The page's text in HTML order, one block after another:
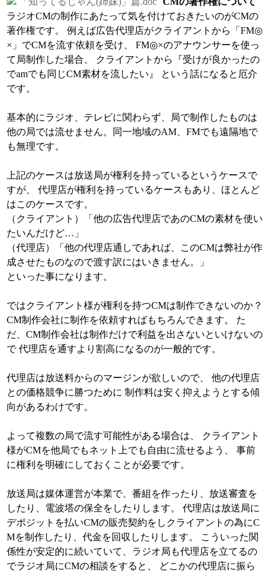
ラジオCMの制作にあたって気を付けておきたいのがCMの
著作権です。 例えば広告代理店がクライアントから「FM◎
×」でCMを流す依頼を受け、 FM◎×のアナウンサーを使っ
て局制作した場合、 クライアントから『受けが良かったの
でamでも同じCM素材を流したい』 という話になると厄介
です。
基本的にラジオ、テレビに関わらず、局で制作したものは
他の局では流せません。同一地域のAM、FMでも遠隔地で
も無理です。
上記のケースは放送局が権利を持っているというケースで
すが、 代理店が権利を持っているケースもあり、ほとんど
はこのケースです。
（クライアント）「他の広告代理店であのCMの素材を使い
たいんだけど…」
（代理店）「他の代理店通しであれば、このCMは弊社が作
成させたものなので渡す訳にはいきません。」
といった事になります。
ではクライアント様が権利を持つCMは制作できないのか？
CM制作会社に制作を依頼すればもちろんできます。 た
だ、CM制作会社は制作だけで利益を出さないといけないの
で 代理店を通すより割高になるのが一般的です。
代理店は放送料からのマージンが欲しいので、 他の代理店
との価格競争に勝つために 制作料は安く抑えようとする傾
向があるわけです。
よって複数の局で流す可能性がある場合は、 クライアント
様がCMを他局でもネット上でも自由に流せるよう、 事前
に権利を明確にしておくことが必要です。
放送局は媒体運営が本業で、番組を作ったり、放送審査を
したり、電波塔の保全をしたりします。 代理店は放送局に
デポジットを払いCMの販売契約をしクライアントの為にC
Mを制作したり、代金を回収したりします。 こういった関
係性が安定的に続いていて、ラジオ局も代理店を立てるの
でラジオ局にCMの相談をすると、 どこかの代理店に振ら